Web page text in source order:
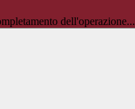
dell'operazione...